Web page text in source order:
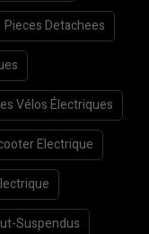
Pieces Detachees
Vélos Électriques
Electrique
Suspendus